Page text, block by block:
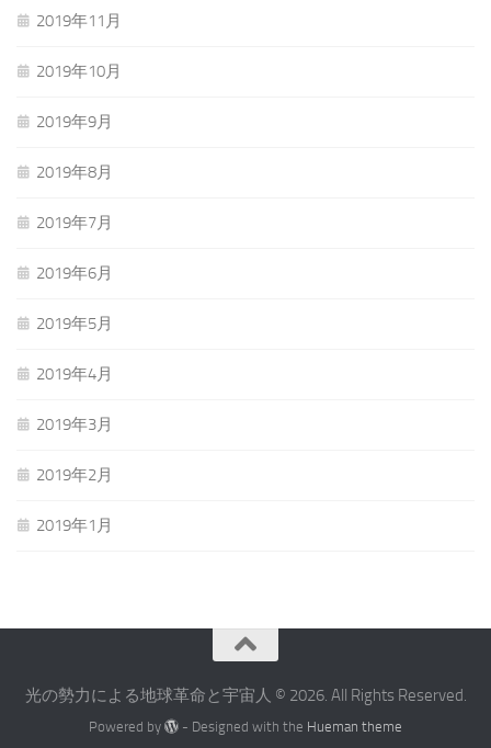
2019年11月
2019年10月
2019年9月
2019年8月
2019年7月
2019年6月
2019年5月
2019年4月
2019年3月
2019年2月
2019年1月
光の勢力による地球革命と宇宙人 © 2026. All Rights Reserved.
Powered by - Designed with the Hueman theme